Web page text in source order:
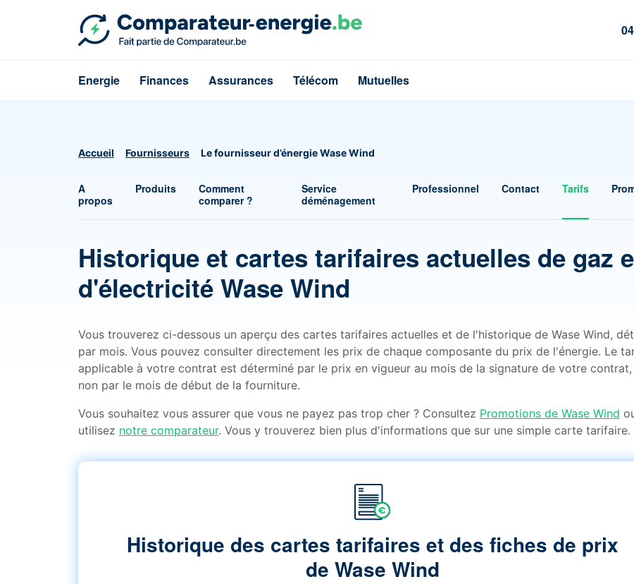
Energie Finances Assurances Télécom Mutuelles
Accueil Fournisseurs Le fournisseur d’énergie Wase Wind
A
propos
Produits
Comment
comparer ?
Service
déménagement
Professionnel Contact Tarifs
Historique et cartes tarifaires actuelles de gaz
d'électricité Wase Wind
Vous trouverez ci-dessous un aperçu des cartes tarifaires actuelles et de l'historique de Wase Wind,
par mois. Vous pouvez consulter directement les prix de chaque composante du prix de l'énergie. Le
applicable à votre contrat est déterminé par le prix en vigueur au mois de la signature de votre
non par le mois de début de la fourniture.
Vous souhaitez vous assurer que vous ne payez pas trop cher ? Consultez Promotions de Wase Wind
utilisez notre comparateur. Vous y trouverez bien plus d'informations que sur une simple carte tarifaire.
Historique des cartes tarifaires et des fiches de prix
de Wase Wind